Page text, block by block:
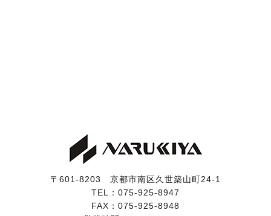
〒601-8203 京都市南区久世築山町24-1
TEL： 075-925-8947
FAX：075-925-8948